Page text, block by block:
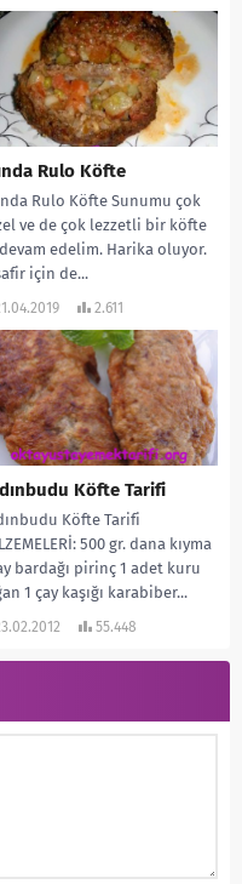
Rulo Köfte
Rulo Köfte Sunumu çok
ve de çok lezzetli bir köfte
edelim. Harika oluyor.
için de...
2.611
Köfte Tarifi
Köfte Tarifi
500 gr. dana kıyma
bardağı pirinç 1 adet kuru
1 çay kaşığı karabiber...
55.448